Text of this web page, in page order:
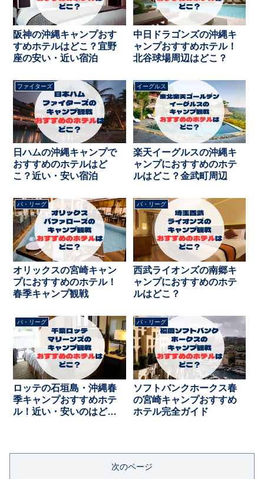
阪神の沖縄キャンプおす
すめホテルはどこ？宜野
座の安い・近い宿泊
中日ドラゴンズの沖縄キ
ャンプおすすめホテル！
北谷球場周辺はどこ？
ファイターズ
日ハムの沖縄キャンプで
おすすめのホテルはど
こ？近い・安い宿泊
イーグルス
楽天イーグルスの沖縄キ
ャンプにおすすめのホテ
ルはどこ？金武町周辺
パ・リーグ
オリックスの宮崎キャン
プにおすすめのホテル！
春季キャンプ観戦
パ・リーグ
西武ライオンズの南郷キ
ャンプにおすすめのホテ
ルはどこ？
パ・リーグ
ロッテの石垣島・沖縄春
季キャンプおすすめホテ
ル！近い・安いのはど
パ・リーグ
ソフトバンクホークス春
の宮崎キャンプおすすめ
ホテル完全ガイド
次のページ